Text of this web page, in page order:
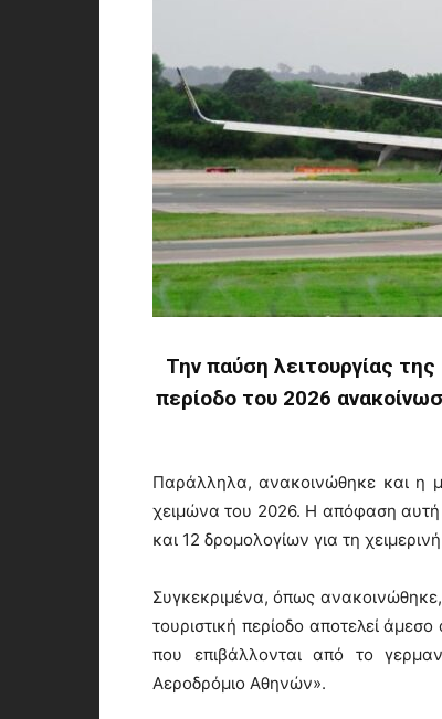
Την παύση λειτουργίας
περίοδο του 2026
Παράλληλα, ανακοινώθηκε και η
χειμώνα του 2026. Η απόφαση αυτή
και 12 δρομολογίων για τη
Συγκεκριμένα, όπως
τουριστική περίοδο αποτελεί
που επιβάλλονται από το
Αεροδρόμιο Αθηνών».